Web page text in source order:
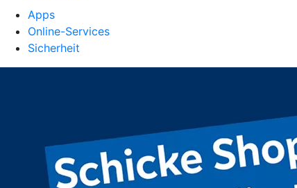
Apps
Online-Services
Sicherheit